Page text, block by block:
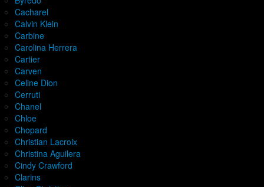
Cacharel
Calvin Klein
Carbine
Carolina Herrera
Cartier
Carven
Celine Dion
Cerruti
Chanel
Chloe
Chopard
Christian Lacroix
Christina Aguilera
Cindy Crawford
Clarins